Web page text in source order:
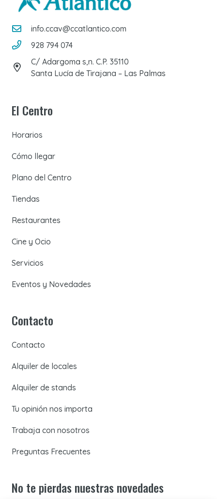
info.ccav@ccatlantico.com
928 794 074
C/ Adargoma s,n. C.P. 35110
Santa Lucía de Tirajana – Las Palmas
El Centro
Horarios
Cómo llegar
Plano del Centro
Tiendas
Restaurantes
Cine y Ocio
Servicios
Eventos y Novedades
Contacto
Contacto
Alquiler de locales
Alquiler de stands
Tu opinión nos importa
Trabaja con nosotros
Preguntas Frecuentes
No te pierdas nuestras novedades